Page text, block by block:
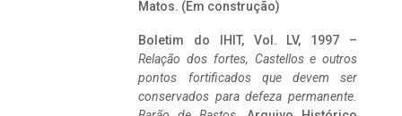
Matos. (Em construção)
Boletim do IHIT, Vol. LV, 1997 –
Relação dos fortes, Castellos e outros
pontos fortificados que devem ser
conservados para defeza permanente.